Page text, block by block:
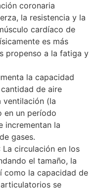
coronaria
la resistencia y la
cardíaco de
es más
propenso a la fatiga y
la capacidad
de aire
ventilación (la
en un período
incrementan la
gases.
La circulación en los
el tamaño, la
como la capacidad de
se